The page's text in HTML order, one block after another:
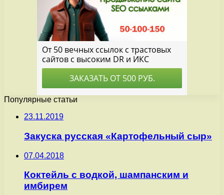
Популярные статьи
23.11.2019
Закуска русская «Картофельный сыр»
07.04.2018
Коктейль с водкой, шампанским и
имбирем